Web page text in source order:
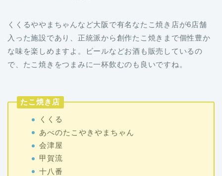
くくるややまちゃんなど大阪で有名なたこ焼き店が6店舗
入った施設であり、正統派から創作たこ焼きまで個性豊か
な味を楽しめますよ。ビールなどお酒も販売しているの
で、たこ焼きをつまみに一杯飲むのも良いですね。
たこ焼き店
くくる
あべのたこやきやまちゃん
会津屋
甲賀流
十八番